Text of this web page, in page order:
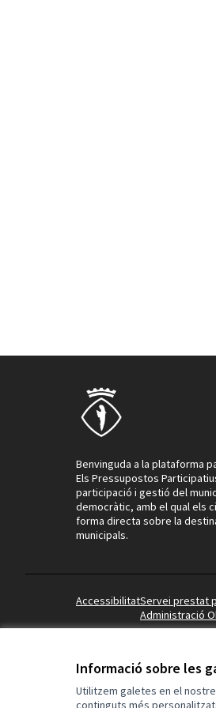
Informació sobre les
Utilitzem galetes en el
continguts més
Benvinguda a la plataforma
Els Pressupostos
participació i gestió del
democràtic, amb el qual els
forma directa sobre la
municipals.
AccessibilitatServei prestat
Administració